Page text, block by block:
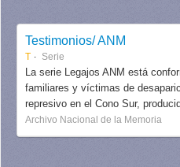
Testimonios/ ANM
T Serie
La serie Legajos ANM está
familiares y víctimas de
represivo en el Cono Sur,
Archivo Nacional de la Memoria